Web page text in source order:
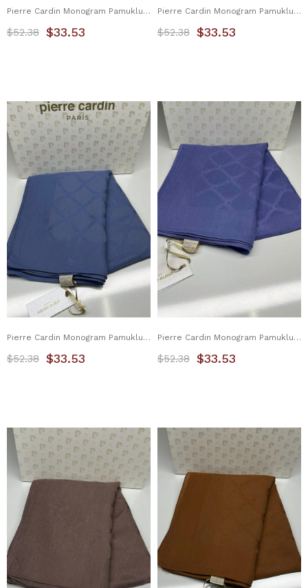
Pierre Cardin Monogram Pamuklu Şal 1080800-911
$33.53
$52.38
Pierre Cardin Monogram Pamuklu Şal 1080800-921
$33.53
$52.38
Pierre Cardin Monogram Pamuklu Şal 1080800-922
$33.53
$52.38
Pierre Cardin Monogram Pamuklu Şal 1080800-923
$33.53
$52.38